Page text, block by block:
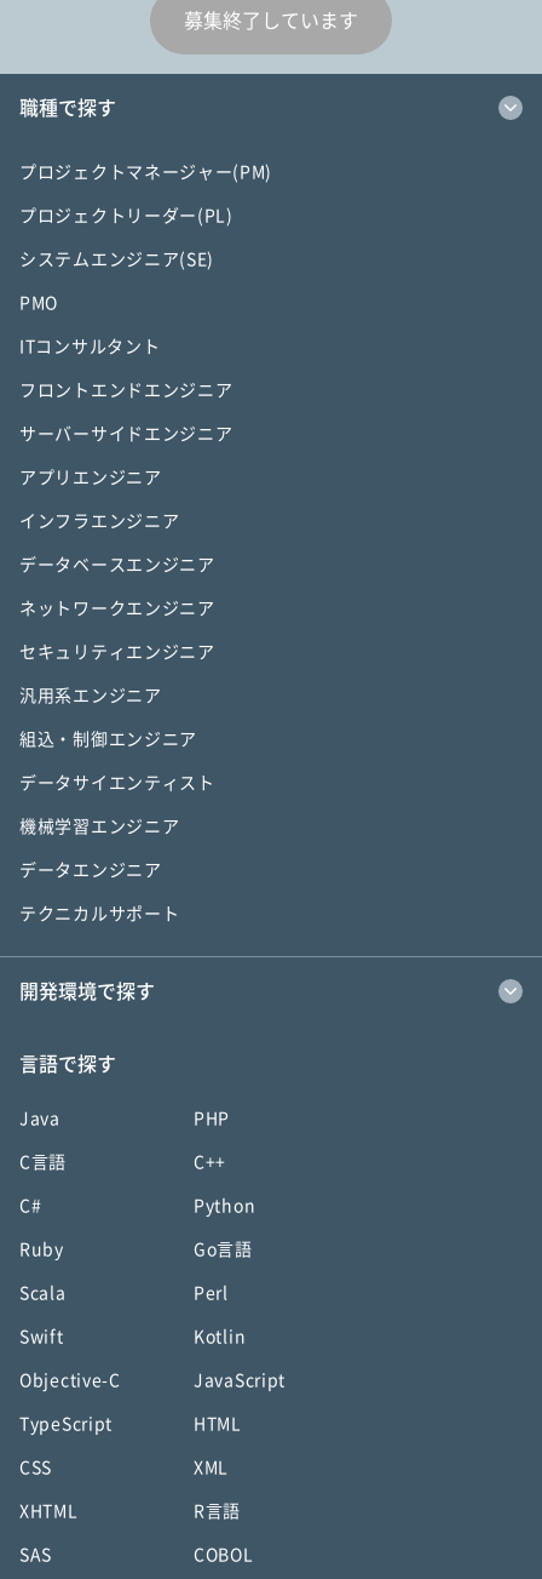
募集終了しています
職種で探す
プロジェクトマネージャー(PM)
プロジェクトリーダー(PL)
システムエンジニア(SE)
PMO
ITコンサルタント
フロントエンドエンジニア
サーバーサイドエンジニア
アプリエンジニア
インフラエンジニア
データベースエンジニア
ネットワークエンジニア
セキュリティエンジニア
汎用系エンジニア
組込・制御エンジニア
データサイエンティスト
機械学習エンジニア
データエンジニア
テクニカルサポート
開発環境で探す
言語で探す
Java PHP
C言語 C++
C# Python
Ruby Go言語
Scala Perl
Swift Kotlin
Objective-C JavaScript
TypeScript HTML
CSS XML
XHTML R言語
SAS COBOL